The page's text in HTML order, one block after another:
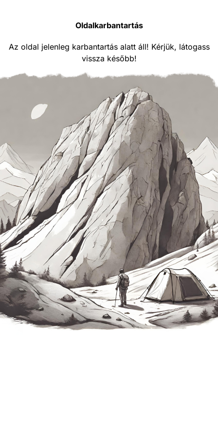
Oldalkarbantartás
Az oldal jelenleg karbantartás alatt áll! Kérjük, látogass
vissza később!